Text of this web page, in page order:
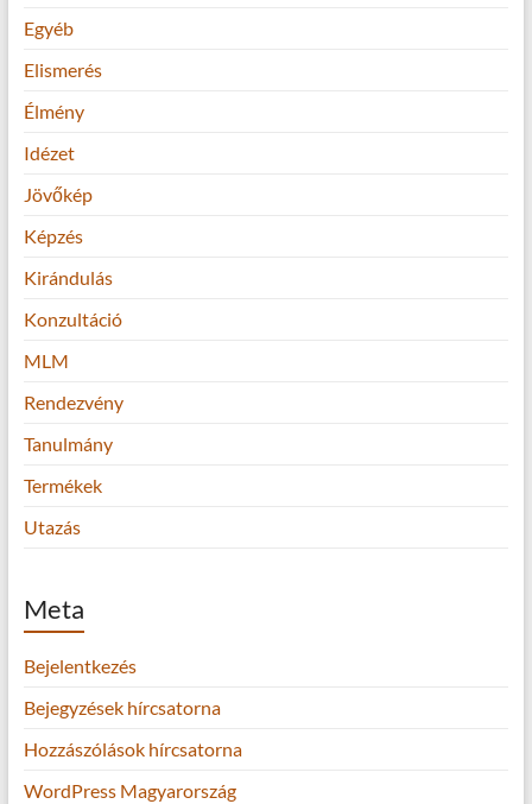
Egyéb
Elismerés
Élmény
Idézet
Jövőkép
Képzés
Kirándulás
Konzultáció
MLM
Rendezvény
Tanulmány
Termékek
Utazás
Meta
Bejelentkezés
Bejegyzések hírcsatorna
Hozzászólások hírcsatorna
WordPress Magyarország